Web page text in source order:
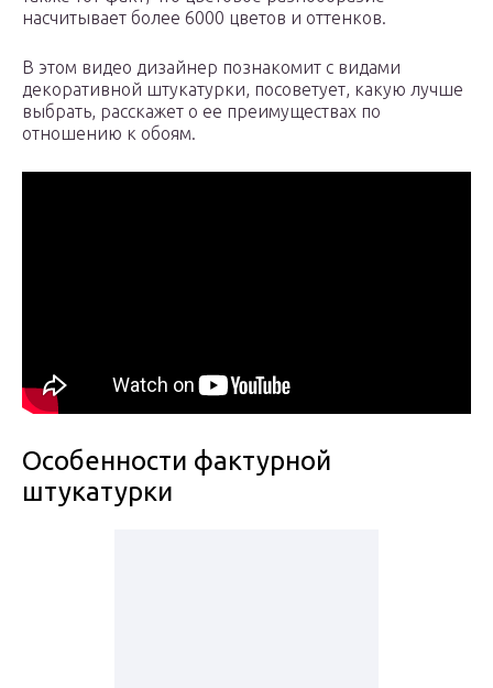
насчитывает более 6000 цветов и оттенков.
В этом видео дизайнер познакомит с видами
декоративной штукатурки, посоветует, какую лучше
выбрать, расскажет о ее преимуществах по
отношению к обоям.
Особенности фактурной
штукатурки